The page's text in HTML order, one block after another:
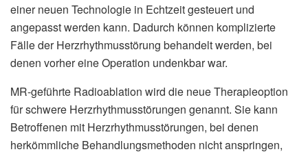
einer neuen Technologie in Echtzeit gesteuert und
angepasst werden kann. Dadurch können komplizierte
Fälle der Herzrhythmusstörung behandelt werden, bei
denen vorher eine Operation undenkbar war.
MR-geführte Radioablation wird die neue Therapieoption
für schwere Herzrhythmusstörungen genannt. Sie kann
Betroffenen mit Herzrhythmusstörungen, bei denen
herkömmliche Behandlungsmethoden nicht anspringen,